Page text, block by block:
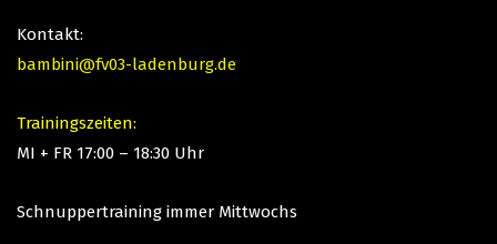
Kontakt:
bambini@fv03-ladenburg.de
Trainingszeiten:
MI + FR 17:00 – 18:30 Uhr
Schnuppertraining immer Mittwochs